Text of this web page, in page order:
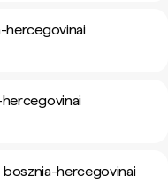
hercegovinai
bosznia-hercegovinai